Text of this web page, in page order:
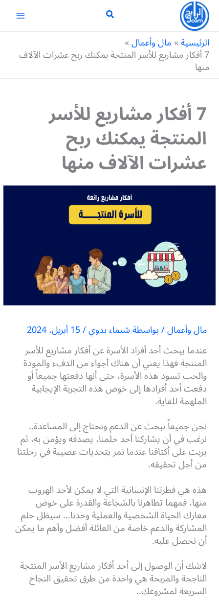
تخطي
المحتوى
الرئيسية مال وأعمال
7 أفكار مشاريع للأسر المنتجة يمكنك ربح عشرات الآلاف
منها
7 أفكار مشاريع للأسر
المنتجة يمكنك ربح
عشرات الآلاف منها
مال وأعمال/ بواسطةشيماء بدوي/15 أبريل، 2024
عندما يبحث أحد أفراد الأسرة عن أفكار مشاريع للأسر
المنتجة فهذا يعني أن هناك أجواء من الدفء والمودة
والحب تسود هذه الأسرة، حتى أنها دفعتها جميعاً أو
دفعت أحد أفرادها إلى خوض هذه التجربة الإيجابية
الملهمة للغاية.
نحن جميعاً نبحث عن الدعم ونحتاج إلى المساعدة..
نرغب في أن يشاركنا أحد حلمنا، يصدقه ويؤمن به، ثم
يربت على أكتافنا عندما نمر بتحديات عصيبة في رحلتنا
من أجل تحقيقه.
هذه هي فطرتنا الإنسانية التي لا يمكن لأحد الهروب
منها، فمهما تظاهرنا بالشجاعة والقدرة على خوض
معارك الحياة الشخصية والعملية وحدنا… سيظل حلم
المشاركة والدعم خاصة من العائلة أفضل وأهم ما يمكن
أن نحصل عليه.
لاشك أن الوصول إلى أحد أفكار مشاريع الأسر المنتجة
الناجحة والمربحة هي واحدة من طرق تحقيق النجاح
السريعة لمشروعك..